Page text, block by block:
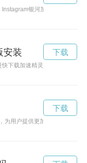
银河加速器为用户开
安装
下载加速精灵安卓版吧！网
下载
为用户提供更加稳定、高速的
下载